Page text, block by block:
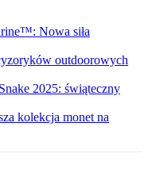
Nowa siła
outdoorowych
2025: świąteczny
kolekcja monet na